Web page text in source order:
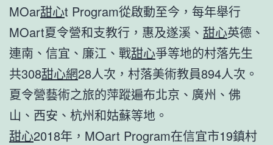
MOar甜心t Program從啟動至今，每年舉行
MOart夏令營和支教行，惠及遂溪、 甜心英德、
連南、信宜、廉江、戰甜心爭等地的村落先生
共308甜心網28人次，村落美術教員894人次。
夏令營藝術之旅的萍蹤遍布北京、廣州、佛
山、西安、杭州和姑蘇等地。
甜心2018年，MOart Program在信宜市19鎮村